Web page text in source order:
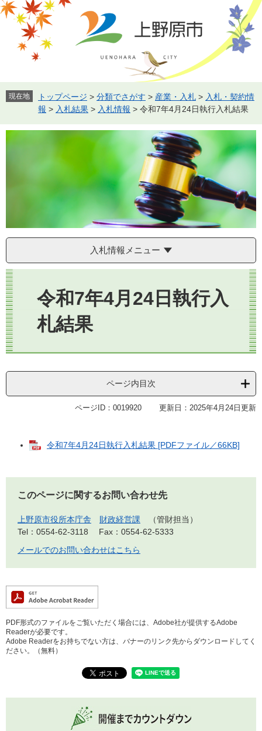
ペ
ー
す。
メ
ニ
し
て
文
へ
現在地 トップページ > 分類でさがす > 産業・入札 > 入札・契約情
報 > 入札結果 > 入札情報 > 令和7年4月24日執行入札結果
入札情報メニュー
本
文
令和7年4月24日執行入
札結果
ページ内目次
ページID：0019920 更新日：2025年4月24日更新
令和7年4月24日執行入札結果 [PDFファイル／66KB]
このページに関するお問い合わせ先
上野原市役所本庁舎 財政経営課
管財担当
Tel：0554-62-3118
Fax：0554-62-5333
メールでのお問い合わせはこちら
PDF形式のファイルをご覧いただく場合には、Adobe社が提供するAdobe
Readerが必要です。
Adobe Readerをお持ちでない方は、バナーのリンク先からダウンロードしてく
ださい。（無料）